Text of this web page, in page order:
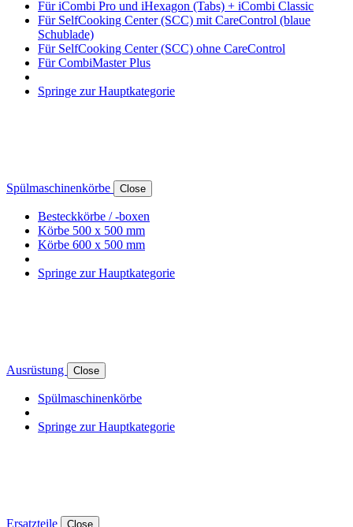
Für iCombi Pro und iHexagon (Tabs) + iCombi Classic
Für SelfCooking Center (SCC) mit CareControl (blaue
Schublade)
Für SelfCooking Center (SCC) ohne CareControl
Für CombiMaster Plus
Springe zur Hauptkategorie
Spülmaschinenkörbe Close
Besteckkörbe / -boxen
Körbe 500 x 500 mm
Körbe 600 x 500 mm
Springe zur Hauptkategorie
Ausrüstung Close
Spülmaschinenkörbe
Springe zur Hauptkategorie
Ersatzteile Close